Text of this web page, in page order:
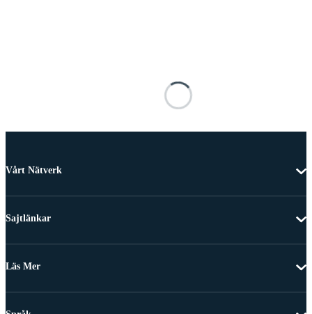
Vårt Nätverk
Sajtlänkar
Läs Mer